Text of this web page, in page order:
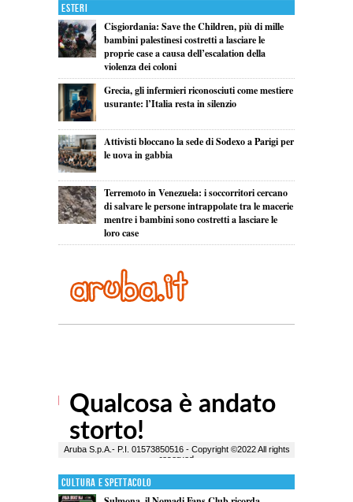
Esteri
Cisgiordania: Save the Children, più di mille
bambini palestinesi costretti a lasciare le
proprie case a causa dell’escalation della
violenza dei coloni
Grecia, gli infermieri riconosciuti come mestiere
usurante: l’Italia resta in silenzio
Attivisti bloccano la sede di Sodexo a Parigi per
le uova in gabbia
Terremoto in Venezuela: i soccorritori cercano
di salvare le persone intrappolate tra le macerie
mentre i bambini sono costretti a lasciare le
loro case
Cultura e Spettacolo